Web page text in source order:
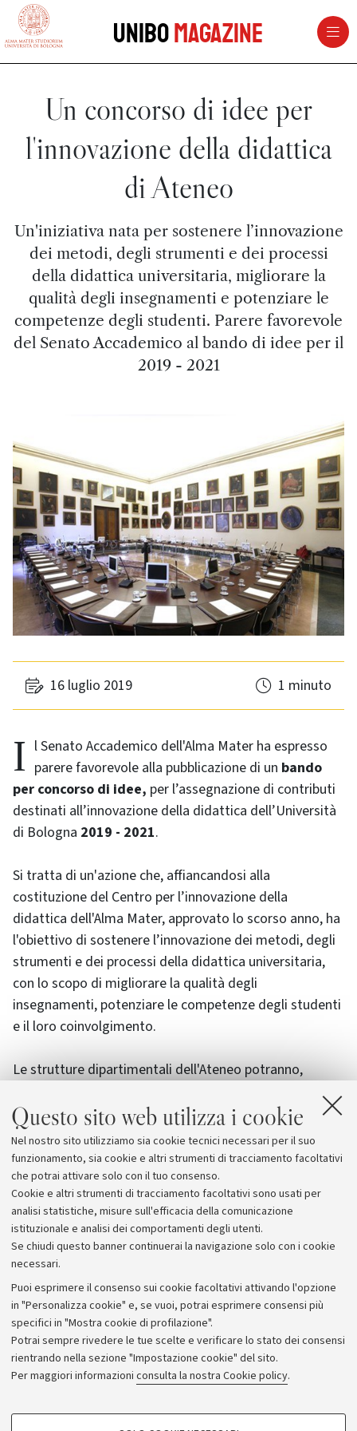
Questo sito web utilizza i cookie
Nel nostro sito utilizziamo sia cookie tecnici necessari per il suo
funzionamento, sia cookie e altri strumenti di tracciamento facoltativi
che potrai attivare solo con il tuo consenso.
Cookie e altri strumenti di tracciamento facoltativi sono usati per
analisi statistiche, misure sull'efficacia della comunicazione
istituzionale e analisi dei comportamenti degli utenti.
Se chiudi questo banner continuerai la navigazione solo con i cookie
necessari.
Puoi esprimere il consenso sui cookie facoltativi attivando l'opzione
in "Personalizza cookie" e, se vuoi, potrai esprimere consensi più
specifici in "Mostra cookie di profilazione".
Potrai sempre rivedere le tue scelte e verificare lo stato dei consensi
rientrando nella sezione "Impostazione cookie" del sito.
Per maggiori informazioni consulta la nostra Cookie policy.
COOKIE DI PROFILAZIONE - FACOLTATIVI
vai al contenuto della pagina
UniboMagazine
Un concorso di idee per
l'innovazione della didattica
di Ateneo
Un'iniziativa nata per sostenere l’innovazione
dei metodi, degli strumenti e dei processi
della didattica universitaria, migliorare la
qualità degli insegnamenti e potenziare le
competenze degli studenti. Parere favorevole
del Senato Accademico al bando di idee per il
2019 - 2021
16 luglio 2019 1 minuto
Il Senato Accademico dell'Alma Mater ha espresso parere favorevole alla pubblicazione di un bando
per concorso di idee, per l’assegnazione di contributi
destinati all’innovazione della didattica dell’Università
di Bologna 2019 - 2021.
Si tratta di un'azione che, affiancandosi alla
costituzione del Centro per l’innovazione della
didattica dell'Alma Mater, approvato lo scorso anno, ha
l'obiettivo di sostenere l’innovazione dei metodi, degli
strumenti e dei processi della didattica universitaria,
con lo scopo di migliorare la qualità degli
insegnamenti, potenziare le competenze degli studenti
e il loro coinvolgimento.
Le strutture dipartimentali dell'Ateneo potranno,
quindi, partecipare al concorso di idee per ottenere un
finanziamento per la realizzazione del progetto di
innovazione didattica e vincere uncontributo
economico di € 20.000,00destinato alle iniziative
riferite agli anni accademici 2019/2020 e 2020/2021.
Archivio
Comunicati stampa
Redazione
Rassegna stampa